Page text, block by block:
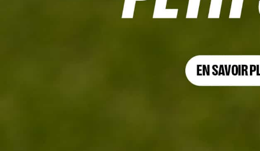
Rose Zhang rentre dans l’histoire